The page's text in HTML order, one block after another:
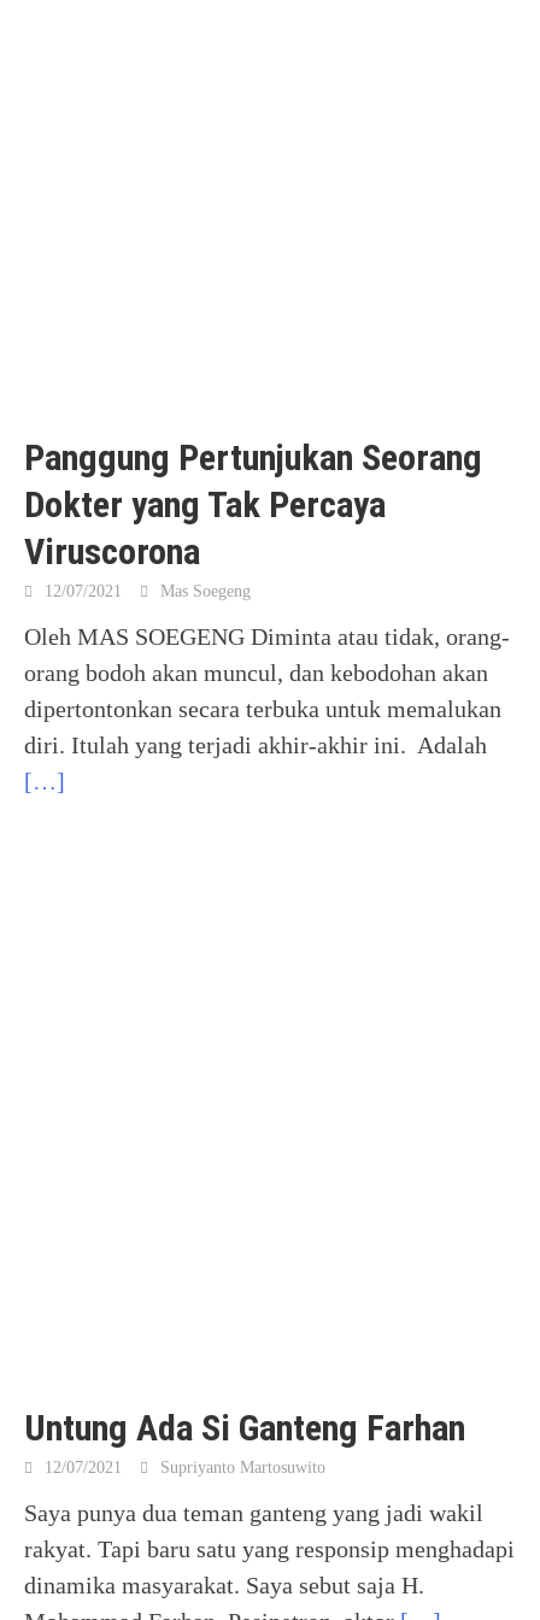
Panggung Pertunjukan Seorang
Dokter yang Tak Percaya
Viruscorona
12/07/2021 Mas Soegeng
Oleh MAS SOEGENG Diminta atau tidak, orang-
orang bodoh akan muncul, dan kebodohan akan
dipertontonkan secara terbuka untuk memalukan
diri. Itulah yang terjadi akhir-akhir ini. Adalah
[…]
Untung Ada Si Ganteng Farhan
12/07/2021 Supriyanto Martosuwito
Saya punya dua teman ganteng yang jadi wakil
rakyat. Tapi baru satu yang responsip menghadapi
dinamika masyarakat. Saya sebut saja H.